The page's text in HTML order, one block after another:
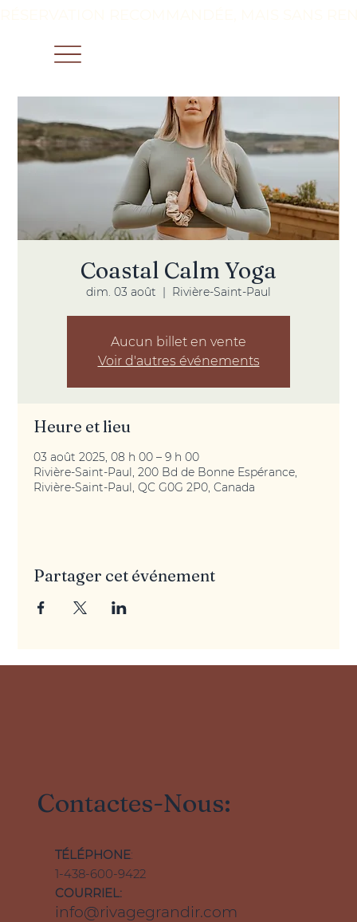
Coastal Calm Yoga
dim. 03 août
  |
Rivière-Saint-Paul
Aucun billet en vente
Voir d'autres événements
Heure et lieu
03 août 2025, 08 h 00 – 9 h 00
Rivière-Saint-Paul, 200 Bd de Bonne Espérance,
Rivière-Saint-Paul, QC G0G 2P0, Canada
Partager cet événement
Contactes-Nous:
TÉLÉPHONE:
1-438-600-9422
COURRIEL:
info@rivagegrandir.com